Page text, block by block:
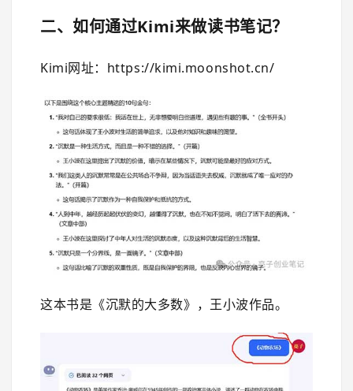
二、如何通过Kimi来做读书笔记？
Kimi网址：https://kimi.moonshot.cn/
这本书是《沉默的大多数》，王小波作品。